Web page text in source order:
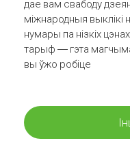
дае вам свабоду
міжнародныя выклікі
нумары па нізкіх
тарыф — гэта
вы ўжо робіце